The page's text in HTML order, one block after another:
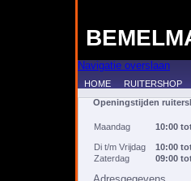
Navigatie overslaan
HOME RUITERSHOP
Openingstijden
Maandag 10:00
Di t/m Vrijdag
10:00
Zaterdag
09:00
Adresgegevens